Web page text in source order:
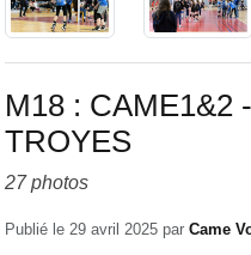
M18 : CAME1&2
TROYES
27 photos
Publié le 29 avril 2025 par Came